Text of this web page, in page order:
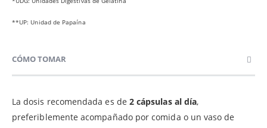
**UP: Unidad de Papaína
CÓMO TOMAR
La dosis recomendada es de 2 cápsulas al día,
preferiblemente acompañado por comida o un vaso de